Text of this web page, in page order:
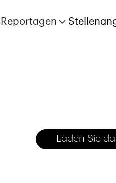
Reportagen
Laden Sie